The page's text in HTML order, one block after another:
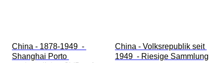
China - 1878-1949  -
Shanghai Porto
China - Volksrepublik seit
1949  - Riesige Sammlung